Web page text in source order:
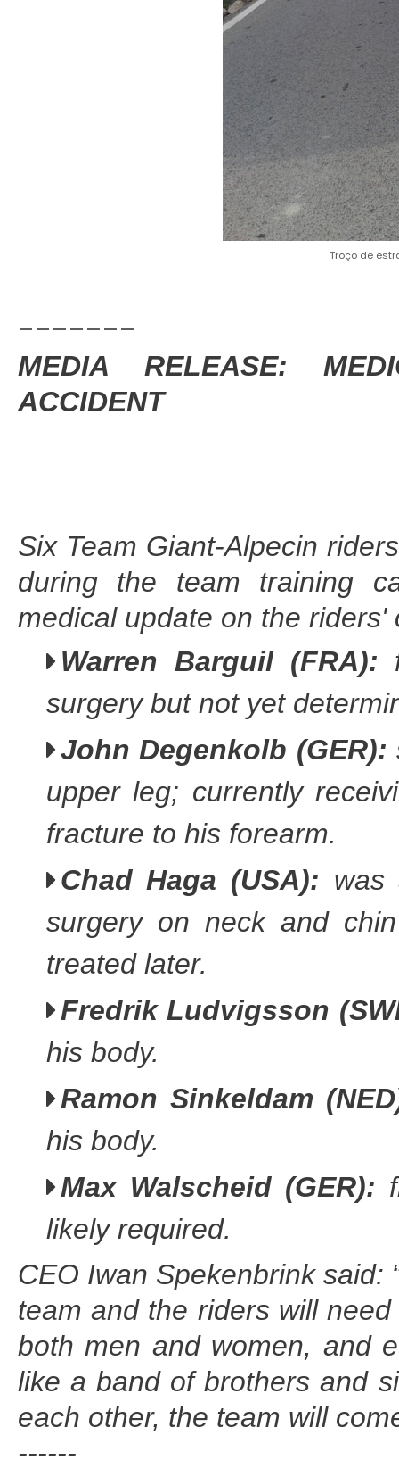
Troço de
-------
MEDIA RELEASE:
ACCIDENT
Six Team Giant-Alpecin
during the team training
medical update on the
Warren Barguil (FRA):
surgery but not yet
John Degenkolb (GER):
upper leg; currently
fracture to his forearm.
Chad Haga (USA): was
surgery on neck and
treated later.
Fredrik Ludvigsson
his body.
Ramon Sinkeldam
his body.
Max Walscheid (GER):
likely required.
CEO Iwan Spekenbrink said:
team and the riders will
both men and women, and
like a band of brothers and
each other, the team will
------